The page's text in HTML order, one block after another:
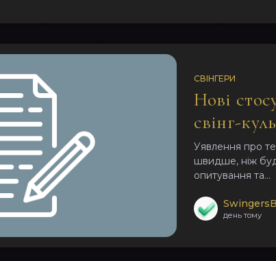
СВІНГЕРИ
Нові
свінг-
стосунки
Уявлення про
швидше, ніж
опитування та...
день тому